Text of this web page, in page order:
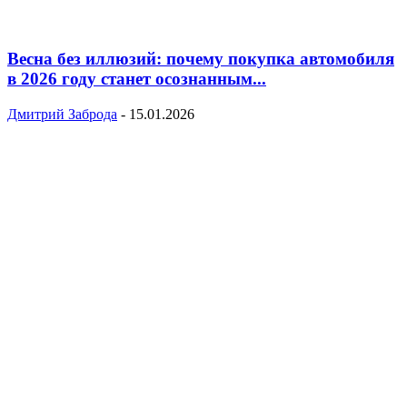
Весна без иллюзий: почему покупка автомобиля
в 2026 году станет осознанным...
Дмитрий Заброда - 15.01.2026